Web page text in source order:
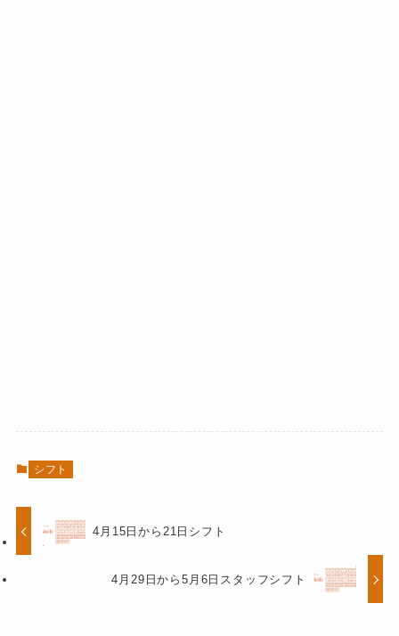
シフト
4月15日から21日シフト
4月29日から5月6日スタッフシフト